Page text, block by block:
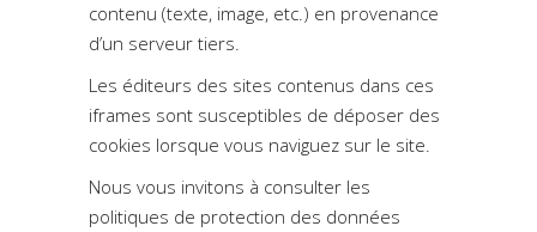
contenu (texte, image, etc.) en provenance
d’un serveur tiers.
Les éditeurs des sites contenus dans ces
iframes sont susceptibles de déposer des
cookies lorsque vous naviguez sur le site.
Nous vous invitons à consulter les
politiques de protection des données